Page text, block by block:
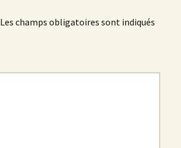
Les champs obligatoires sont indiqués